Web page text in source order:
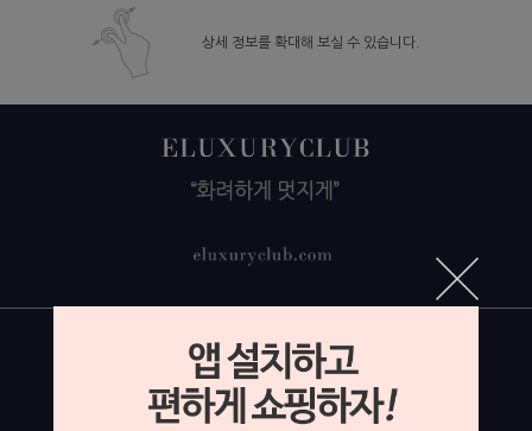
상세 정보를 확대해 보실 수 있습니다.